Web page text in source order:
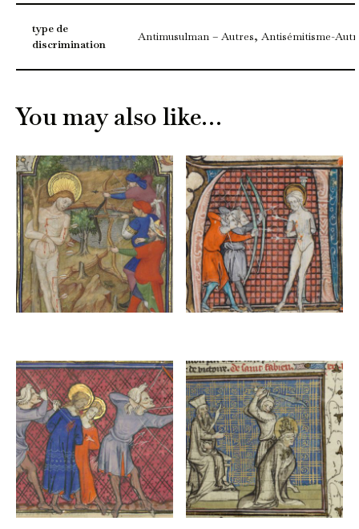
type de
discrimination
Antimusulman – Autres, Antisémitisme-
You may also like…